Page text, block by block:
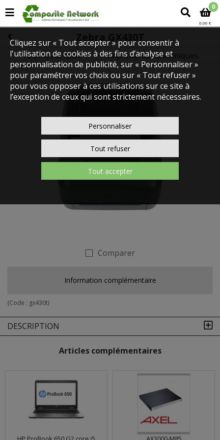
0
0,00 €
Zebra GX430T
Tous les articles
IMPRIMANTES
Imprimantes thermiques
Comparer
Information complémentaire
(Code : gx430t)
DESCRIPTION
Articles complémentaires
Cliquez sur « Tout accepter » pour consentir à
l'utilisation de cookies à des fins d’analyse et
personnalisation de publicité, sur « Personnaliser »
pour paramétrer vos choix ou sur « Tout refuser »
pour vous opposer à ces utilisations sur ce site à
l’exception de ceux qui sont strictement nécessaires.
Personnaliser
Tout refuser
Tout accepter